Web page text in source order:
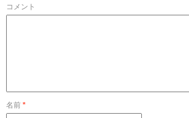
コメント
名前 *